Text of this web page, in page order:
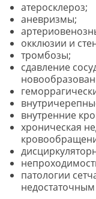
атеросклероз;
аневризмы;
окклюзии и
тромбозы;
сдавление
внутренние
хроническая
патологии